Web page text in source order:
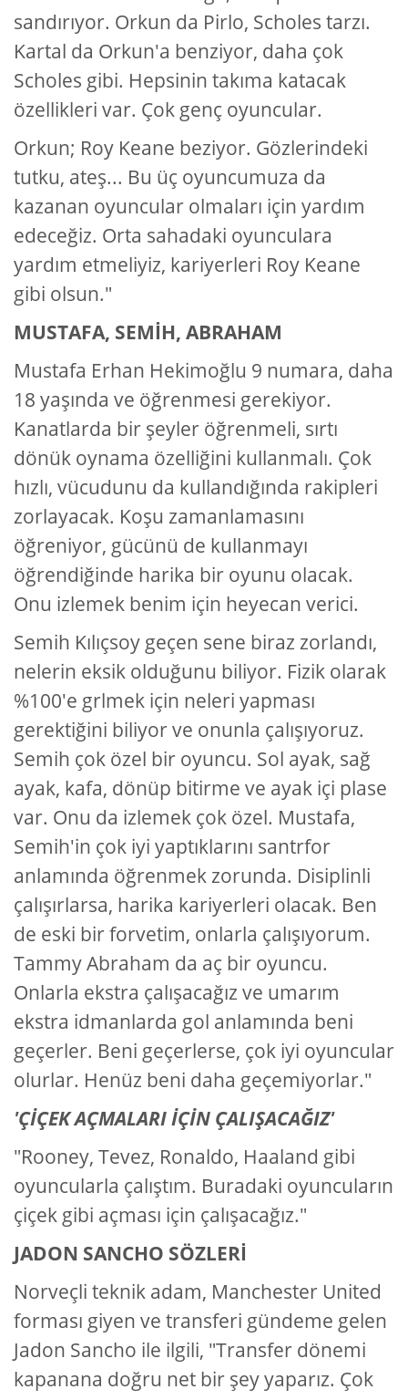
sandırıyor. Orkun da Pirlo, Scholes tarzı.
Kartal da Orkun'a benziyor, daha çok
Scholes gibi. Hepsinin takıma katacak
özellikleri var. Çok genç oyuncular.
Orkun; Roy Keane beziyor. Gözlerindeki
tutku, ateş... Bu üç oyuncumuza da
kazanan oyuncular olmaları için yardım
edeceğiz. Orta sahadaki oyunculara
yardım etmeliyiz, kariyerleri Roy Keane
gibi olsun."
MUSTAFA, SEMİH, ABRAHAM
Mustafa Erhan Hekimoğlu 9 numara, daha
18 yaşında ve öğrenmesi gerekiyor.
Kanatlarda bir şeyler öğrenmeli, sırtı
dönük oynama özelliğini kullanmalı. Çok
hızlı, vücudunu da kullandığında rakipleri
zorlayacak. Koşu zamanlamasını
öğreniyor, gücünü de kullanmayı
öğrendiğinde harika bir oyunu olacak.
Onu izlemek benim için heyecan verici.
Semih Kılıçsoy geçen sene biraz zorlandı,
nelerin eksik olduğunu biliyor. Fizik olarak
%100'e grlmek için neleri yapması
gerektiğini biliyor ve onunla çalışıyoruz.
Semih çok özel bir oyuncu. Sol ayak, sağ
ayak, kafa, dönüp bitirme ve ayak içi plase
var. Onu da izlemek çok özel. Mustafa,
Semih'in çok iyi yaptıklarını santrfor
anlamında öğrenmek zorunda. Disiplinli
çalışırlarsa, harika kariyerleri olacak. Ben
de eski bir forvetim, onlarla çalışıyorum.
Tammy Abraham da aç bir oyuncu.
Onlarla ekstra çalışacağız ve umarım
ekstra idmanlarda gol anlamında beni
geçerler. Beni geçerlerse, çok iyi oyuncular
olurlar. Henüz beni daha geçemiyorlar."
'ÇİÇEK AÇMALARI İÇİN ÇALIŞACAĞIZ'
"Rooney, Tevez, Ronaldo, Haaland gibi
oyuncularla çalıştım. Buradaki oyuncuların
çiçek gibi açması için çalışacağız."
JADON SANCHO SÖZLERİ
Norveçli teknik adam, Manchester United
forması giyen ve transferi gündeme gelen
Jadon Sancho ile ilgili, "Transfer dönemi
kapanana doğru net bir şey yaparız. Çok